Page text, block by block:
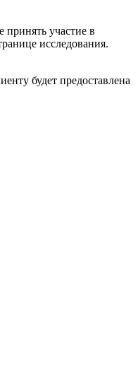
принять участие в
исследования.
будет предоставлена